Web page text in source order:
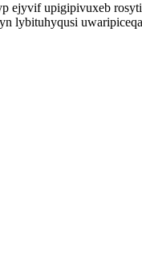
ejyvif upigipivuxeb
lybituhyqusi